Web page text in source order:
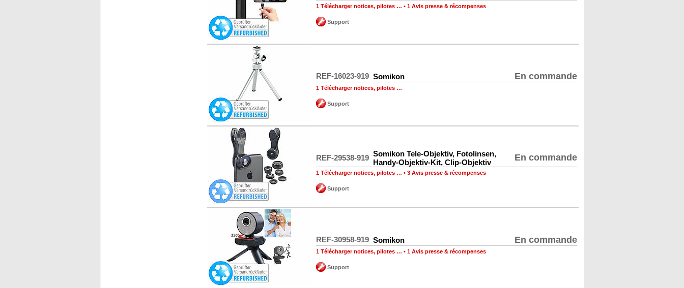
1 Télécharger notices, pilotes … • 1 Avis presse & récompenses
Support
REF-16023-919 Somikon En commande
1 Télécharger notices, pilotes …
Support
REF-29538-919 Somikon Tele-Objektiv, Fotolinsen,
Handy-Objektiv-Kit, Clip-Objektiv
En commande
1 Télécharger notices, pilotes … • 3 Avis presse & récompenses
Support
REF-30958-919 Somikon En commande
1 Télécharger notices, pilotes … • 1 Avis presse & récompenses
Support